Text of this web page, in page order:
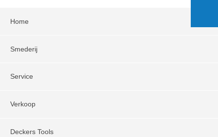
Home
Smederij
Service
Verkoop
Deckers Tools